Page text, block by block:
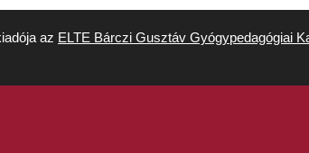
az ELTE Bárczi Gusztáv Gyógypedagógiai